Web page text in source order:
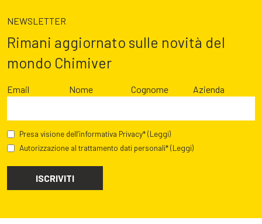
NEWSLETTER
Rimani aggiornato sulle novità del
mondo Chimiver
Email Nome Cognome Azienda
Presa visione dell’informativa Privacy*(Leggi)
Autorizzazione al trattamento dati personali*(Leggi)